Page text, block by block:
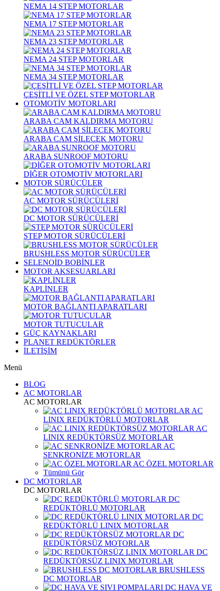
NEMA 14 STEP MOTORLAR
NEMA 17 STEP MOTORLAR
NEMA 23 STEP MOTORLAR
NEMA 24 STEP MOTORLAR
NEMA 34 STEP MOTORLAR
ÇEŞİTLİ VE ÖZEL STEP MOTORLAR
OTOMOTİV MOTORLARI
ARABA CAM KALDIRMA MOTORU
ARABA CAM SİLECEK MOTORU
ARABA SUNROOF MOTORU
DİĞER OTOMOTİV MOTORLARI
MOTOR SÜRÜCÜLER
AC MOTOR SÜRÜCÜLERİ
DC MOTOR SÜRÜCÜLERİ
STEP MOTOR SÜRÜCÜLERİ
BRUSHLESS MOTOR SÜRÜCÜLER
SELENOİD BOBİNLER
MOTOR AKSESUARLARI
KAPLİNLER
MOTOR BAĞLANTI APARATLARI
MOTOR TUTUCULAR
GÜÇ KAYNAKLARI
PLANET REDÜKTÖRLER
İLETİŞİM
Menü
BLOG
AC MOTORLAR
AC MOTORLAR
AC
LINIX REDÜKTÖRLÜ MOTORLAR
AC
LINIX REDÜKTÖRSÜZ MOTORLAR
AC
SENKRONİZE MOTORLAR
AC ÖZEL MOTORLAR
Tümünü Gör
DC MOTORLAR
DC MOTORLAR
DC
REDÜKTÖRLÜ MOTORLAR
DC
REDÜKTÖRLÜ LINIX MOTORLAR
DC
REDÜKTÖRSÜZ MOTORLAR
DC
REDÜKTÖRSÜZ LINIX MOTORLAR
BRUSHLESS
DC MOTORLAR
DC HAVA VE